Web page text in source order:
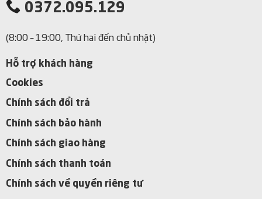
0372.095.129
(8:00 – 19:00, Thứ hai đến chủ nhật)
Hỗ trợ khách hàng
Cookies
Chính sách đổi trả
Chính sách bảo hành
Chính sách giao hàng
Chính sách thanh toán
Chính sách về quyền riêng tư